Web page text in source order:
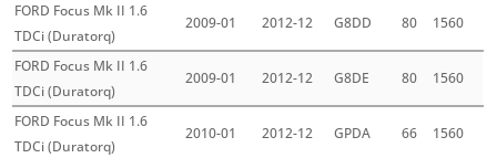
FORD Focus Mk II 1.6
TDCi (Duratorq)
2009-01 2012-12 G8DD 80 1560
FORD Focus Mk II 1.6
TDCi (Duratorq)
2009-01 2012-12 G8DE 80 1560
FORD Focus Mk II 1.6
TDCi (Duratorq)
2010-01 2012-12 GPDA 66 1560